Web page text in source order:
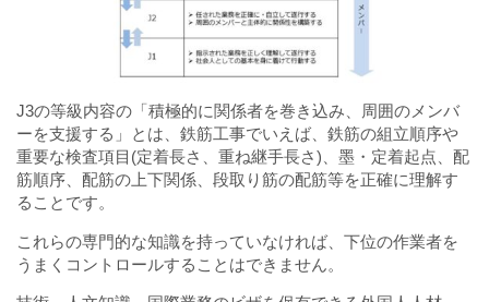
J3の等級内容の「積極的に関係者を巻き込み、周囲のメンバ
ーを支援する」とは、鉄筋工事でいえば、鉄筋の組立順序や
重要な検査項目(定着長さ、重ね継手長さ)、墨・定着起点、配
筋順序、配筋の上下関係、段取り筋の配筋等を正確に理解す
ることです。
これらの専門的な知識を持っていなければ、下位の作業者を
うまくコントロールすることはできません。